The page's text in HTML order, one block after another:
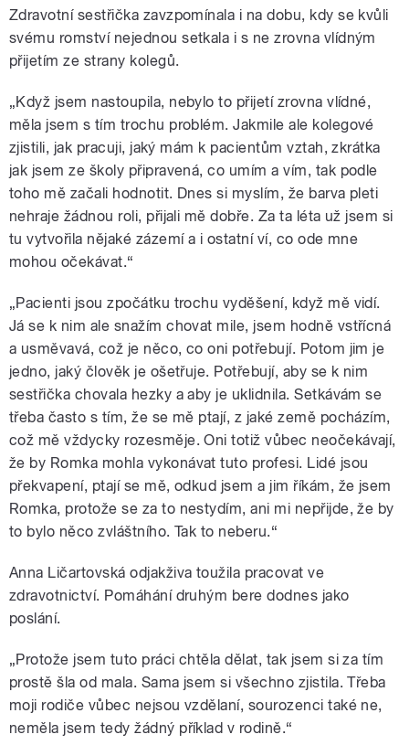
Zdravotní sestřička zavzpomínala i na dobu, kdy se kvůli
svému romství nejednou setkala i s ne zrovna vlídným
přijetím ze strany kolegů.
„Když jsem nastoupila, nebylo to přijetí zrovna vlídné,
měla jsem s tím trochu problém. Jakmile ale kolegové
zjistili, jak pracuji, jaký mám k pacientům vztah, zkrátka
jak jsem ze školy připravená, co umím a vím, tak podle
toho mě začali hodnotit. Dnes si myslím, že barva pleti
nehraje žádnou roli, přijali mě dobře. Za ta léta už jsem si
tu vytvořila nějaké zázemí a i ostatní ví, co ode mne
mohou očekávat.“
„Pacienti jsou zpočátku trochu vyděšení, když mě vidí.
Já se k nim ale snažím chovat mile, jsem hodně vstřícná
a usměvavá, což je něco, co oni potřebují. Potom jim je
jedno, jaký člověk je ošetřuje. Potřebují, aby se k nim
sestřička chovala hezky a aby je uklidnila. Setkávám se
třeba často s tím, že se mě ptají, z jaké země pocházím,
což mě vždycky rozesměje. Oni totiž vůbec neočekávají,
že by Romka mohla vykonávat tuto profesi. Lidé jsou
překvapení, ptají se mě, odkud jsem a jim říkám, že jsem
Romka, protože se za to nestydím, ani mi nepřijde, že by
to bylo něco zvláštního. Tak to neberu.“
Anna Ličartovská odjakživa toužila pracovat ve
zdravotnictví. Pomáhání druhým bere dodnes jako
poslání.
„Protože jsem tuto práci chtěla dělat, tak jsem si za tím
prostě šla od mala. Sama jsem si všechno zjistila. Třeba
moji rodiče vůbec nejsou vzdělaní, sourozenci také ne,
neměla jsem tedy žádný příklad v rodině.“